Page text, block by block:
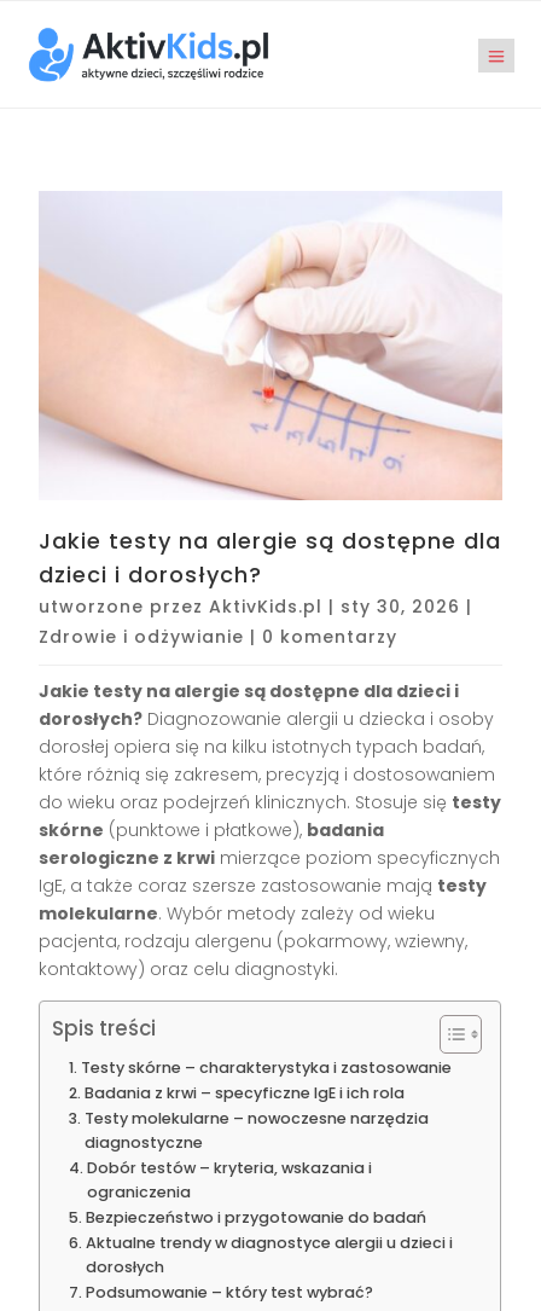
Jakie testy na alergie są dostępne dla
dzieci i dorosłych?
utworzone przezAktivKids.pl | sty 30, 2026 |
Zdrowie i odżywianie | 0 komentarzy
Jakie testy na alergie są dostępne dla dzieci i
dorosłych? Diagnozowanie alergii u dziecka i osoby
dorosłej opiera się na kilku istotnych typach badań,
które różnią się zakresem, precyzją i dostosowaniem
do wieku oraz podejrzeń klinicznych. Stosuje się testy
skórne (punktowe i płatkowe), badania
serologiczne z krwi mierzące poziom specyficznych
IgE, a także coraz szersze zastosowanie mają testy
molekularne. Wybór metody zależy od wieku
pacjenta, rodzaju alergenu (pokarmowy, wziewny,
kontaktowy) oraz celu diagnostyki.
Spis treści
Testy skórne – charakterystyka i zastosowanie
Badania z krwi – specyficzne IgE i ich rola
Testy molekularne – nowoczesne narzędzia
diagnostyczne
Dobór testów – kryteria, wskazania i
ograniczenia
Bezpieczeństwo i przygotowanie do badań
Aktualne trendy w diagnostyce alergii u dzieci i
dorosłych
Podsumowanie – który test wybrać?